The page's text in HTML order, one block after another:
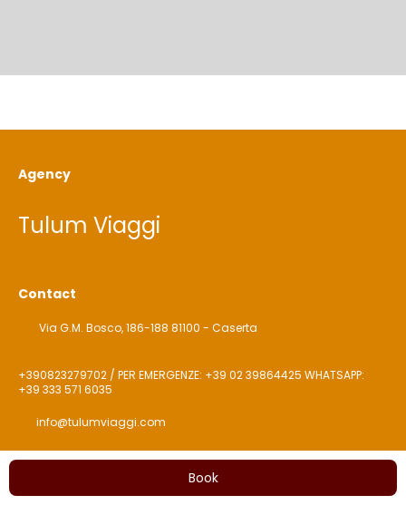
Book
Agency
Tulum Viaggi
Contact
Via G.M. Bosco, 186-188 81100 - Caserta
+390823279702 / PER EMERGENZE: +39 02 39864425 WHATSAPP:
+39 333 571 6035
info@tulumviaggi.com
Interested links